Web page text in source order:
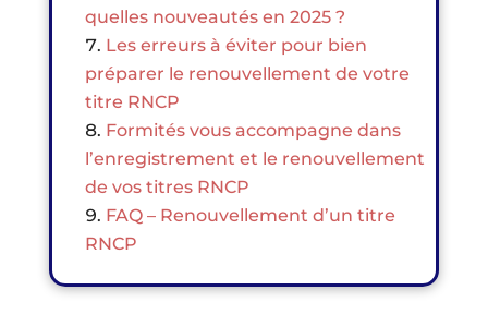
quelles nouveautés en 2025 ?
Les erreurs à éviter pour bien
préparer le renouvellement de votre
titre RNCP
Formités vous accompagne dans
l’enregistrement et le renouvellement
de vos titres RNCP
FAQ – Renouvellement d’un titre
RNCP